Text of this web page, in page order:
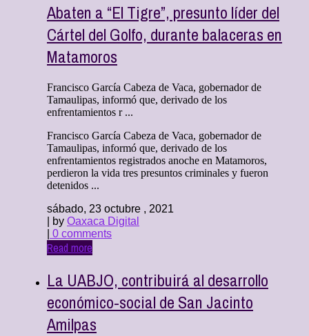
Abaten a “El Tigre”, presunto líder del
Cártel del Golfo, durante balaceras en
Matamoros
Francisco García Cabeza de Vaca, gobernador de
Tamaulipas, informó que, derivado de los
enfrentamientos r ...
Francisco García Cabeza de Vaca, gobernador de
Tamaulipas, informó que, derivado de los
enfrentamientos registrados anoche en Matamoros,
perdieron la vida tres presuntos criminales y fueron
detenidos ...
sábado, 23 octubre , 2021
| by Oaxaca Digital
0 comments
Read more
La UABJO, contribuirá al desarrollo
económico-social de San Jacinto
Amilpas